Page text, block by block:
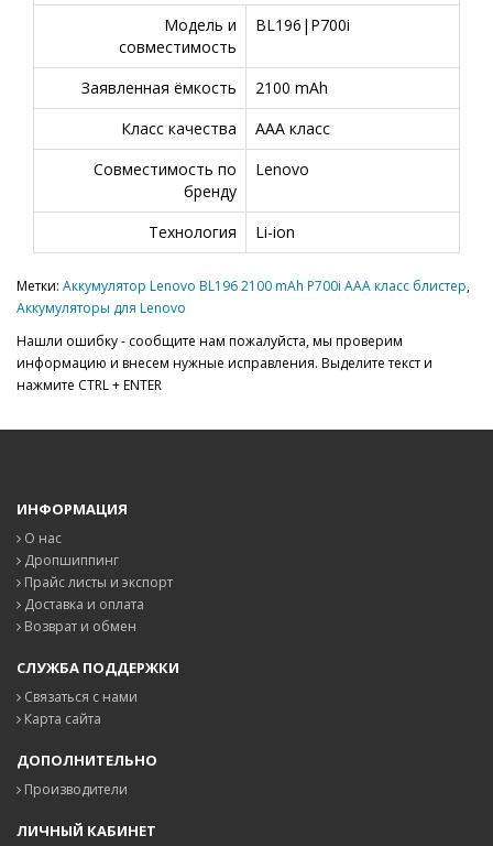
Модель и
совместимость
BL196|P700i
Заявленная ёмкость
2100 mAh
Класс качества
AAA класс
Совместимость по
бренду
Lenovo
Технология Li-ion
Метки: Аккумулятор Lenovo BL196 2100 mAh P700i AAA класс блистер,
Аккумуляторы для Lenovo
Нашли ошибку - сообщите нам пожалуйста, мы проверим
информацию и внесем нужные исправления. Выделите текст и
нажмите CTRL + ENTER
ИНФОРМАЦИЯ
О нас
Дропшиппинг
Прайс листы и экспорт
Доставка и оплата
Возврат и обмен
СЛУЖБА ПОДДЕРЖКИ
Связаться с нами
Карта сайта
ДОПОЛНИТЕЛЬНО
Производители
ЛИЧНЫЙ КАБИНЕТ